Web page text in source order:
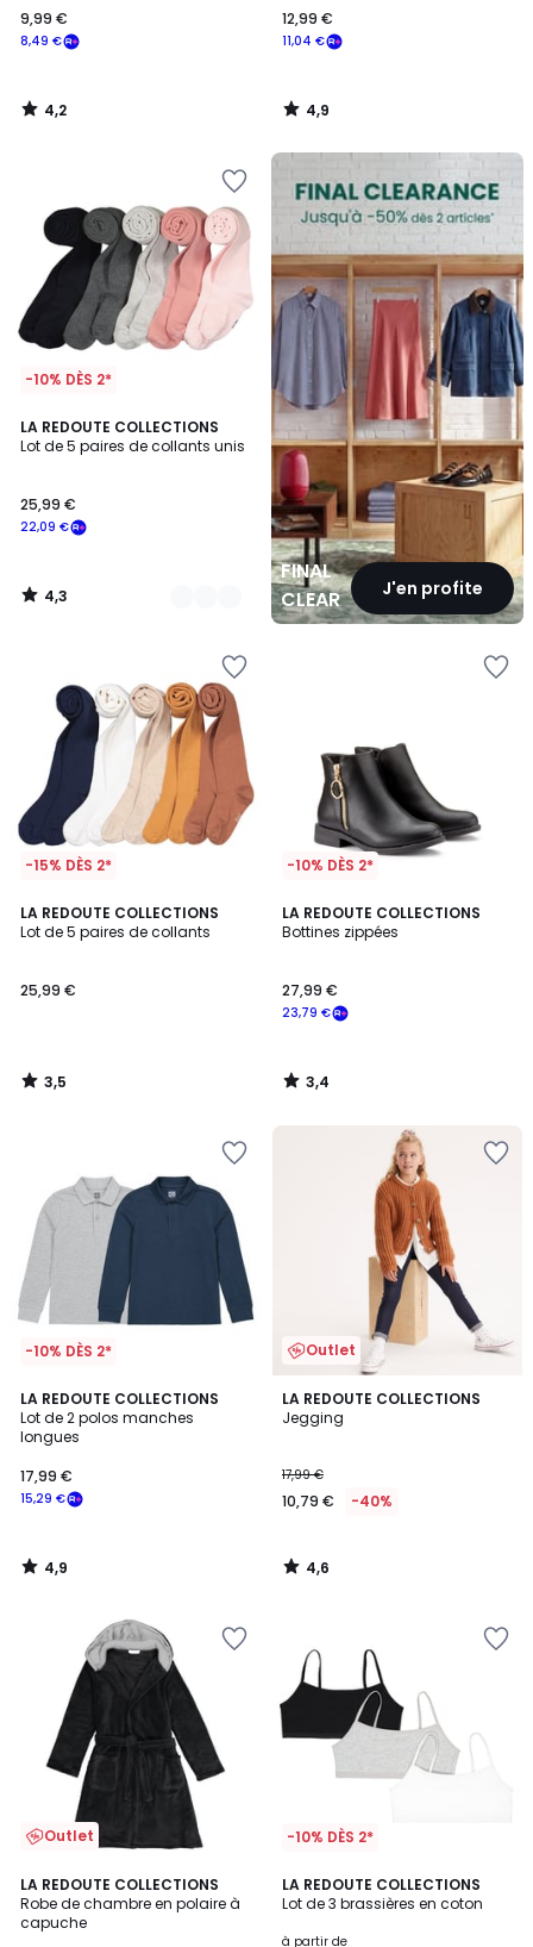
8,49 €
9,99 €
4,2
/
11,04 €
12,99 €
4,9
/
-10% DÈS 2*
LA REDOUTE COLLECTIONS
Lot de 5 paires de collants unis
22,09 €
25,99 €
4,3
/ 5
2
Couleurs
4,3
/
FINAL
CLEARANCEJ'en profite
FINAL
CLEARANCE
-15% DÈS 2*
LA REDOUTE COLLECTIONS
Lot de 5 paires de collants
25,99 €
3,5
/ 5
3,5
/
-10% DÈS 2*
LA REDOUTE COLLECTIONS
Bottines zippées
23,79 €
27,99 €
3,4
/ 5
3,4
/
-10% DÈS 2*
LA REDOUTE COLLECTIONS
Lot de 2 polos manches
longues
15,29 €
17,99 €
4,9
/ 5
4,9
/
Outlet
LA REDOUTE COLLECTIONS
Jegging
17,99 €
10,79 € -40%
4,6
/ 5
4,6
/
Outlet
LA REDOUTE COLLECTIONS
Robe de chambre en polaire à
capuche
4,7
/ 5
-10% DÈS 2*
LA REDOUTE COLLECTIONS
Lot de 3 brassières en coton
à partir de
4,4
/ 5
2
Couleurs